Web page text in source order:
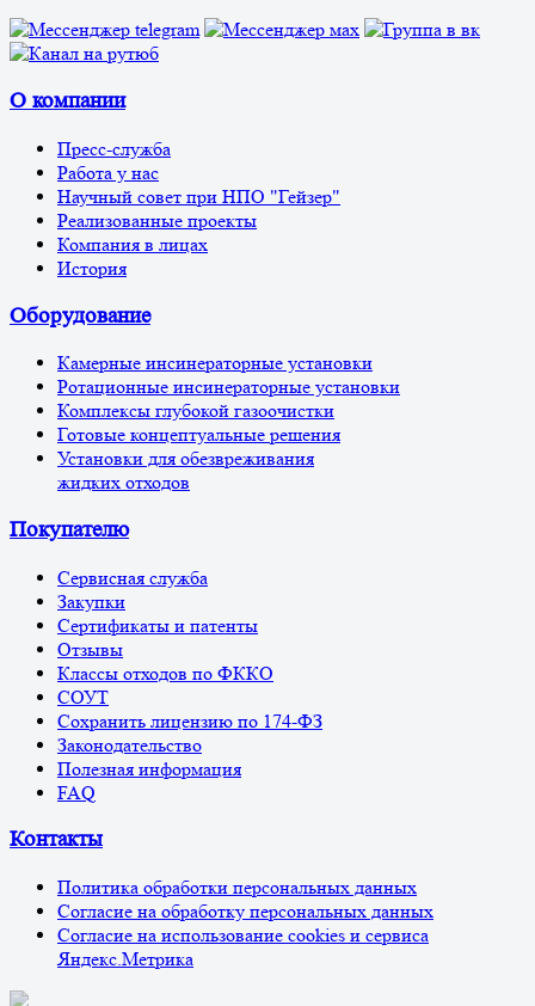
О компании
Пресс-служба
Работа у нас
Научный совет при НПО "Гейзер"
Реализованные проекты
Компания в лицах
История
Оборудование
Камерные инсинераторные установки
Ротационные инсинераторные установки
Комплексы глубокой газоочистки
Готовые концептуальные решения
Установки для обезвреживания
жидких отходов
Покупателю
Сервисная служба
Закупки
Сертификаты и патенты
Отзывы
Классы отходов по ФККО
СОУТ
Сохранить лицензию по 174-ФЗ
Законодательство
Полезная информация
FAQ
Контакты
Политика обработки персональных данных
Согласие на обработку персональных данных
Согласие на использование cookies и сервиса
Яндекс.Метрика